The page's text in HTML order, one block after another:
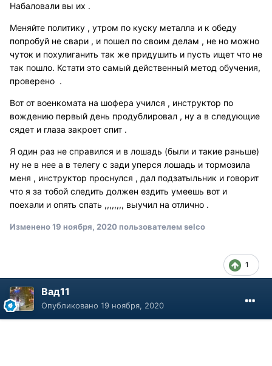
Набаловали вы их .
Меняйте политику , утром по куску металла и к обеду
попробуй не свари , и пошел по своим делам , не но можно
чуток и похулиганить так же придушить и пусть ищет что не
так пошло. Кстати это самый действенный метод обучения,
проверено .
Вот от военкомата на шофера учился , инструктор по
вождению первый день продублировал , ну а в следующие
сядет и глаза закроет спит .
Я один раз не справился и в лошадь (были и такие раньше)
ну не в нее а в телегу с зади уперся лошадь и тормозила
меня , инструктор проснулся , дал подзатыльник и говорит
что я за тобой следить должен ездить умеешь вот и
поехали и опять спать ,,,,,,,, выучил на отлично .
Изменено19 ноября, 2020пользователем selco
1
Вад11
Опубликовано 19 ноября, 2020